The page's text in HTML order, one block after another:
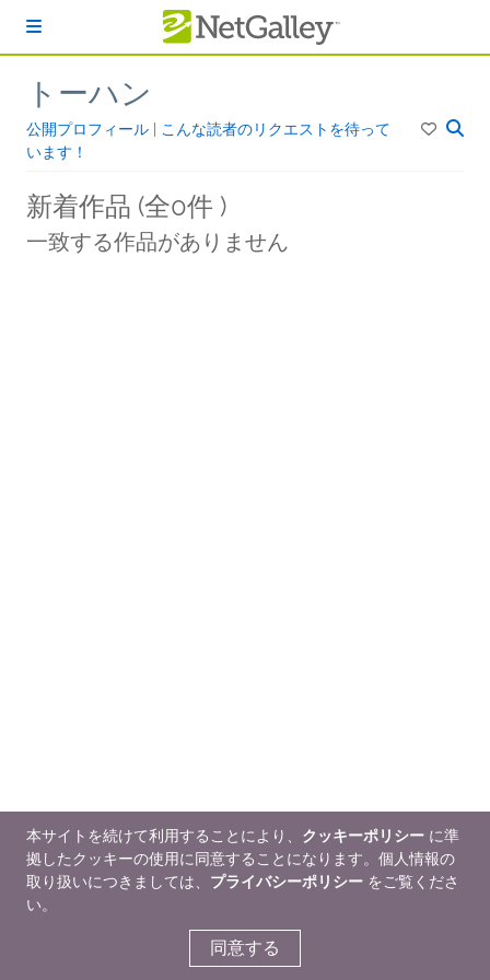
トーハン
公開プロフィール
こんな読者のリクエストを待って
います！
新着作品 (全0件 )
一致する作品がありません
本サイトを続けて利用することにより、 クッキーポリシー に準
拠したクッキーの使用に同意することになります。個人情報の
取り扱いにつきましては、 プライバシーポリシー をご覧くださ
い。
同意する